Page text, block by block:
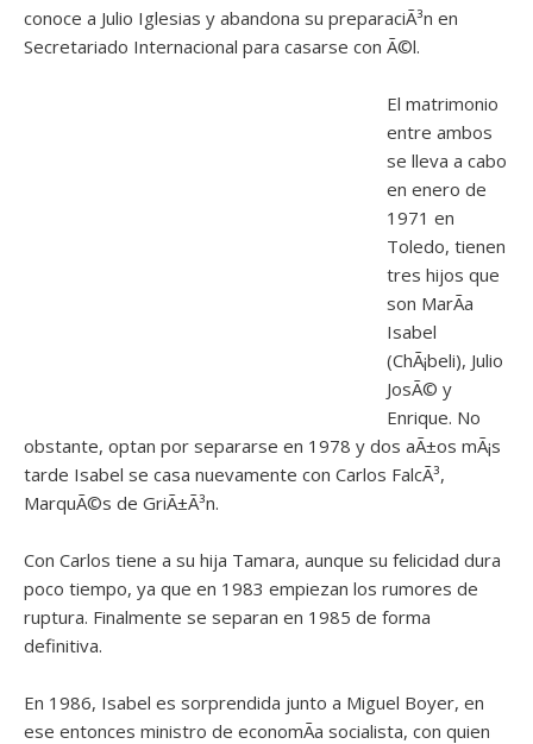
conoce a Julio Iglesias y abandona su preparaciÃ³n en
Secretariado Internacional para casarse con Ã©l.
El matrimonio
entre ambos
se lleva a cabo
en enero de
1971 en
Toledo, tienen
tres hijos que
son MarÃ­a
Isabel
(ChÃ¡beli), Julio
JosÃ© y
Enrique. No
obstante, optan por separarse en 1978 y dos aÃ±os mÃ¡s
tarde Isabel se casa nuevamente con Carlos FalcÃ³,
MarquÃ©s de GriÃ±Ã³n.
Con Carlos tiene a su hija Tamara, aunque su felicidad dura
poco tiempo, ya que en 1983 empiezan los rumores de
ruptura. Finalmente se separan en 1985 de forma
definitiva.
En 1986, Isabel es sorprendida junto a Miguel Boyer, en
ese entonces ministro de economÃ­a socialista, con quien